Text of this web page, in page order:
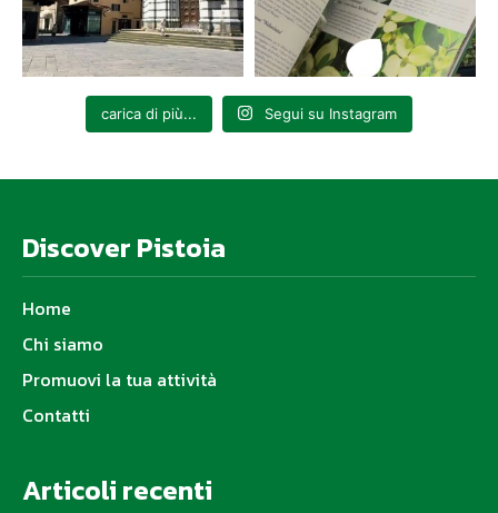
carica di più... Segui su Instagram
Discover Pistoia
Home
Chi siamo
Promuovi la tua attività
Contatti
Articoli recenti